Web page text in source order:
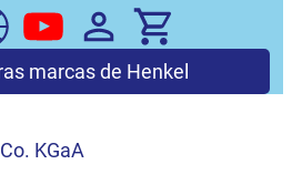
marcas de Henkel
KGaA